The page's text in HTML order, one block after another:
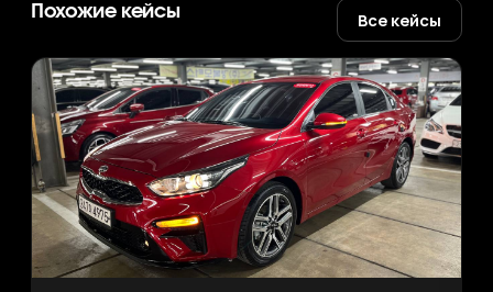
Похожие кейсы Все кейсы